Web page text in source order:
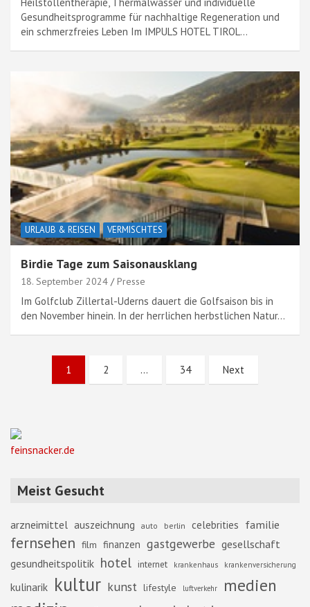
Heilstollentherapie, Thermalwasser und individuelle
Gesundheitsprogramme für nachhaltige Regeneration und
ein schmerzfreies Leben Im IMPULS HOTEL TIROL…
URLAUB & REISEN VERMISCHTES
Birdie Tage zum Saisonausklang
18. September 2024 Presse
Im Golfclub Zillertal-Uderns dauert die Golfsaison bis in
den November hinein. In der herrlichen herbstlichen Natur…
Seitennummerierung
1 2 … 34 Next
feinsnacker.de
Meist Gesucht
arzneimittel auszeichnung auto berlin celebrities familie
fernsehen film finanzen gastgewerbe gesellschaft
gesundheitspolitik hotel internet krankenhaus krankenversicherung
kulinarik kultur kunst lifestyle luftverkehr medien